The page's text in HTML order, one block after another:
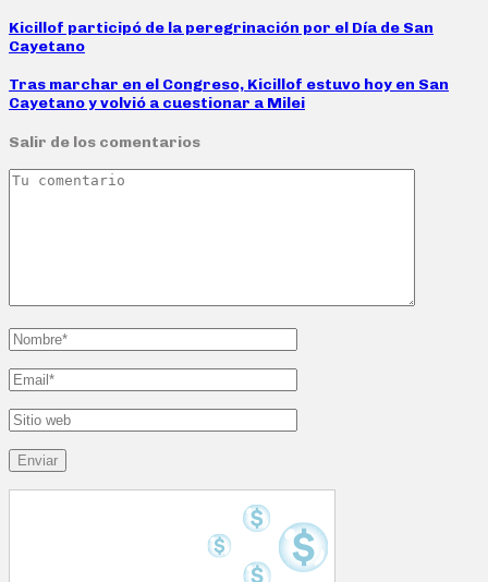
Kicillof participó de la peregrinación por el Día de San
Cayetano
Tras marchar en el Congreso, Kicillof estuvo hoy en San
Cayetano y volvió a cuestionar a Milei
Salir de los comentarios